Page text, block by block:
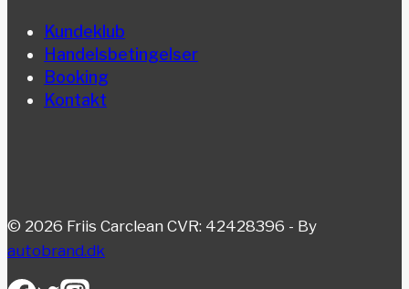
Kundeklub
Handelsbetingelser
Booking
Kontakt
© 2026 Friis Carclean CVR: 42428396 - By
autobrand.dk